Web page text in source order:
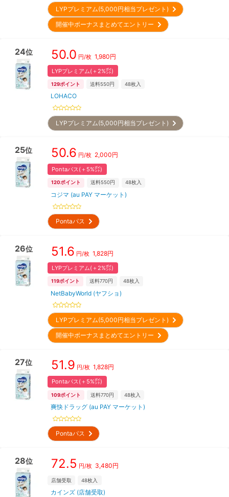
LYPプレミアム(5,000円相当プレゼント)
開催中ボーナスまとめてエントリー
24位 50.0 円/枚 1,980円
LYPプレミアム(＋2%㌽)
129ポイント 送料550円 48枚入
LOHACO
LYPプレミアム(5,000円相当プレゼント)
25位 50.6 円/枚 2,000円
Pontaパス(＋5%㌽)
120ポイント 送料550円 48枚入
コジマ (au PAY マーケット)
Pontaパス
26位 51.6 円/枚 1,828円
LYPプレミアム(＋2%㌽)
119ポイント 送料770円 48枚入
NetBabyWorld (ヤフショ)
LYPプレミアム(5,000円相当プレゼント)
開催中ボーナスまとめてエントリー
27位 51.9 円/枚 1,828円
Pontaパス(＋5%㌽)
109ポイント 送料770円 48枚入
爽快ドラッグ (au PAY マーケット)
Pontaパス
28位 72.5 円/枚 3,480円
店舗受取 48枚入
カインズ (店舗受取)